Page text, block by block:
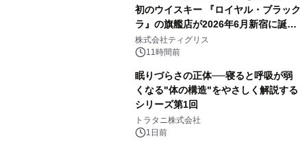
初のウイスキー 『ロイヤル・ブラック
ラ』の旗艦店が2026年6月新宿に誕
生 バカルディ ジャパンと連携した
没入型バー「BAR Arca」
株式会社ティグリス
11時間前
眠りづらさの正体──寝ると呼吸が弱
くなる"体の構造"をやさしく解説する
シリーズ第1回
トラタニ株式会社
1日前